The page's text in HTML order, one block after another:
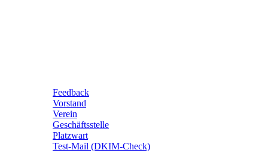
Feedback
Vorstand
Verein
Geschäftsstelle
Platzwart
Test-Mail (DKIM-Check)